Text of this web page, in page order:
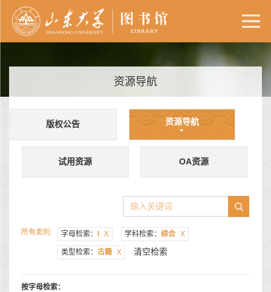
资源导航
版权公告 资源导航
试用资源 OA资源
所有类别 字母检索： X 学科检索： 综合 X
类型检索： 古籍 X 清空检索
按字母检索：